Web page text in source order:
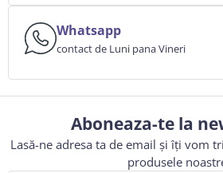
Whatsapp
contact de Luni pana Vineri
Aboneaza-te la
Lasă-ne adresa ta de email și îți vom
produsele